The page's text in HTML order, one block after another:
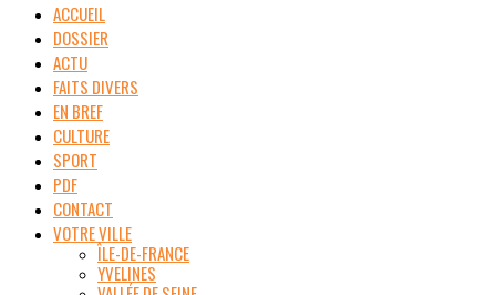
ACCUEIL
DOSSIER
ACTU
FAITS DIVERS
EN BREF
CULTURE
SPORT
PDF
CONTACT
VOTRE VILLE
ÎLE-DE-FRANCE
YVELINES